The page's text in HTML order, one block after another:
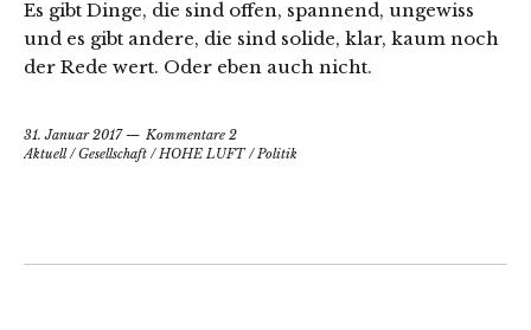
Es gibt Dinge, die sind offen, spannend, ungewiss
und es gibt andere, die sind solide, klar, kaum noch
der Rede wert. Oder eben auch nicht.
31. Januar 2017
Kommentare 2
Aktuell/Gesellschaft /HOHE LUFT/Politik